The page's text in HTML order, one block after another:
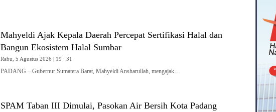
Mahyeldi Ajak Kepala Daerah Percepat Sertifikasi Halal dan
Bangun Ekosistem Halal Sumbar
Rabu, 5 Agustus 2026 | 19 : 31
PADANG – Gubernur Sumatera Barat, Mahyeldi Ansharullah, mengajak…
SPAM Taban III Dimulai, Pasokan Air Bersih Kota Padang